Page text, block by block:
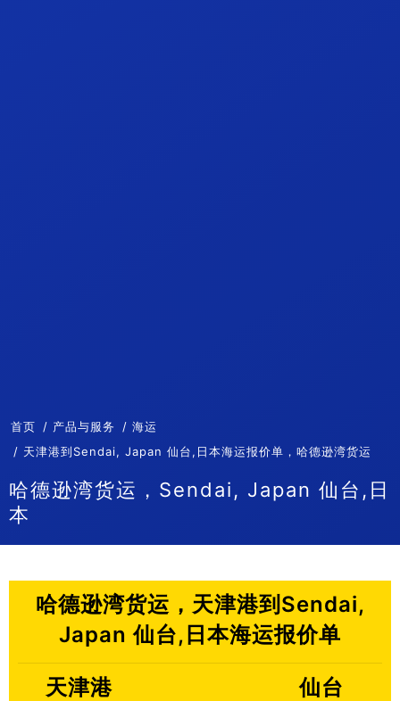
首页 产品与服务
海运
天津港到Sendai, Japan 仙台,日本海运报价单，哈德逊湾货运
哈德逊湾货运，Sendai, Japan 仙台,日
本
哈德逊湾货运，天津港到Sendai,
Japan 仙台,日本海运报价单
天津港 仙台